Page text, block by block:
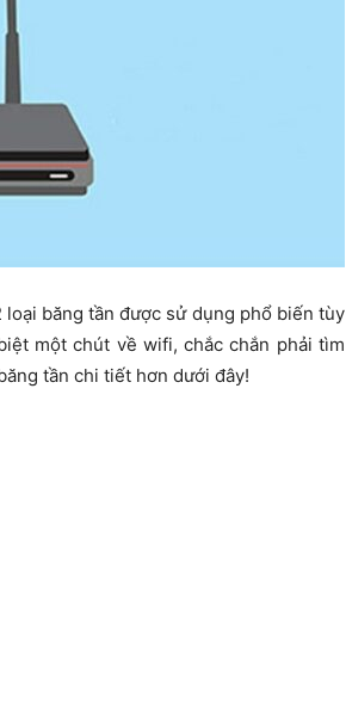
loại băng tần được sử dụng phổ biến tùy
một chút về wifi, chắc chắn phải tìm
tần chi tiết hơn dưới đây!